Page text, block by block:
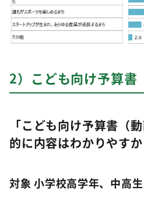
2）こども向け予算書
「こども向け予算書（
的に内容はわかりやすか
対象 小学校高学年、中高生